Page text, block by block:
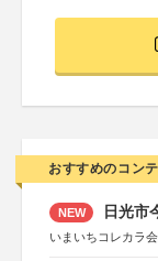
おすすめのコン
NEW 日光市
いまいちコレカラ